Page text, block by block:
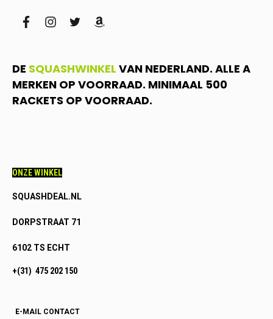
facebookinstagram
twitteramazon
DE SQUASHWINKEL VAN NEDERLAND. ALLE A
MERKEN OP VOORRAAD. MINIMAAL 500
RACKETS OP VOORRAAD.
ONZE WINKEL
SQUASHDEAL.NL
DORPSTRAAT 71
6102 TS ECHT
+(31) 475 202 150
E-MAIL CONTACT